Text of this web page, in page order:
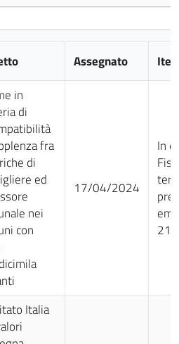
Assegnato Iter
in
di
fra
di
ed
nei
con
17/04/2024
In
Italia